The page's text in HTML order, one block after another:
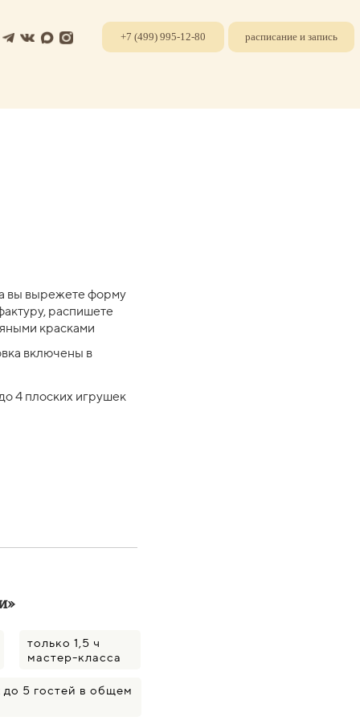
+7 (499) 995-12-80 расписание и запись
вы вырежете форму
распишете
красками
включены в
4 плоских игрушек
только 1,5 ч
мастер-класса
5 гостей в общем